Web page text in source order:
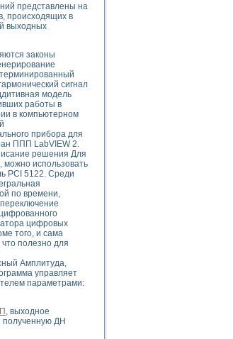
на электроподвижном составе
полупроводниковых приборов
представлены на
происходящих в
выходных
законы
сигнал
модель
работы в
в компьютерном
прибора для
ППП LabVIEW 2.
решения Для
, можно использовать
PCI 5122. Среди
по времени,
цифровых
того, и сама
полезно для
Амплитуда,
управляет
параметрами:
, выходное
полученную ДН